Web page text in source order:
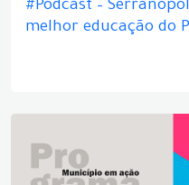
#Podcast –
melhor educação do